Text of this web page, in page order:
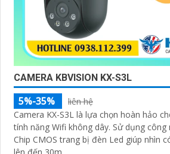
CAMERA KBVISION KX-S3L
5%-35%
liên hệ
Camera KX-S3L là lựa chọn hoàn hảo
tính năng Wifi không dây. Sử dụng công nghệ xử lý hình ảnh
Chip CMOS trang bị đèn Led giúp nhìn